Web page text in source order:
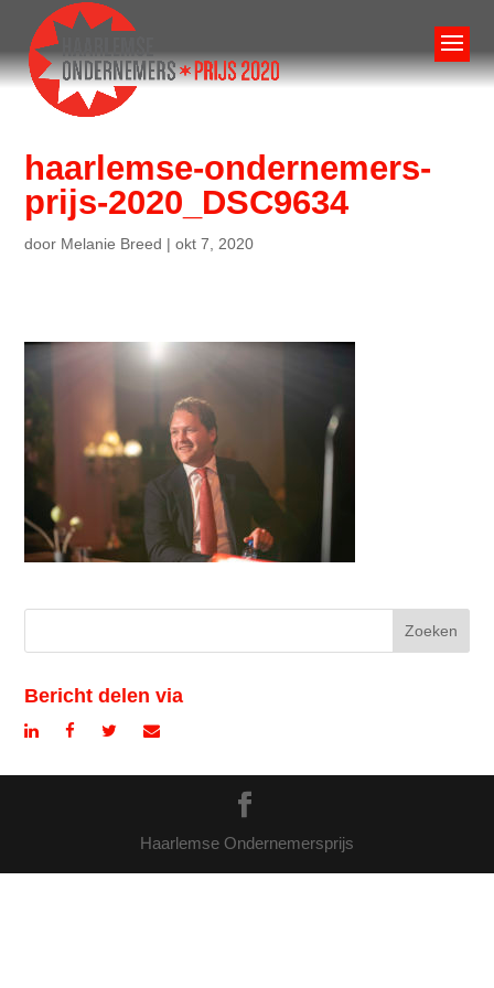
haarlemse-ondernemers-
prijs-2020_DSC9634
door Melanie Breed |okt 7, 2020
Bericht delen via
Haarlemse Ondernemersprijs